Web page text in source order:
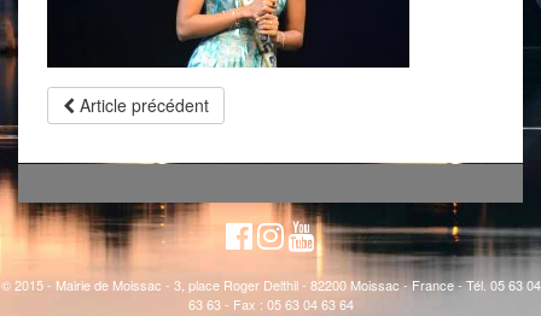
Article précédent
© 2015 - Mairie de Moissac - 3, place Roger Delthil - 82200 Moissac - France - Tél. 05 63 04
63 63 - Fax : 05 63 04 63 64